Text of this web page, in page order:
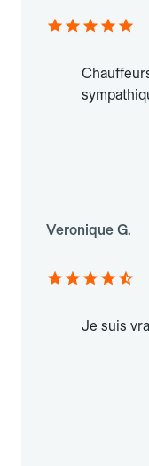
Veronique G.
Je suis